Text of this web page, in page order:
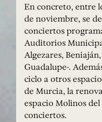
En concreto, entre
de noviembre, se
conciertos
Auditorios
Algezares,
Guadalupe-.
ciclo a otros
de Murcia, la
espacio Molinos
conciertos.